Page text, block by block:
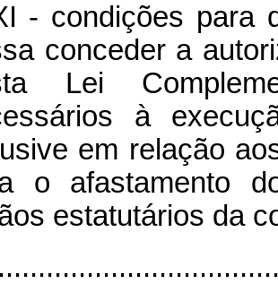
- condições para
conceder a
Lei
à
em relação
o afastamento
estatutários da